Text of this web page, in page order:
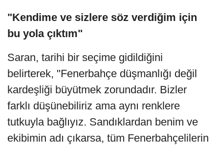
"Kendime ve sizlere söz verdiğim için
bu yola çıktım"
Saran, tarihi bir seçime gidildiğini
belirterek, "Fenerbahçe düşmanlığı değil
kardeşliği büyütmek zorundadır. Bizler
farklı düşünebiliriz ama aynı renklere
tutkuyla bağlıyız. Sandıklardan benim ve
ekibimin adı çıkarsa, tüm Fenerbahçelilerin